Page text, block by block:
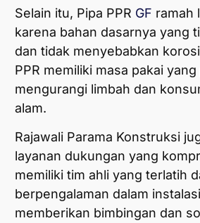
Selain itu, Pipa PPR GF ramah
karena bahan dasarnya yang
dan tidak menyebabkan
PPR memiliki masa pakai
mengurangi limbah dan
alam.
Rajawali Parama Konstruksi
layanan dukungan yang
memiliki tim ahli yang terlatih
berpengalaman dalam
memberikan bimbingan dan